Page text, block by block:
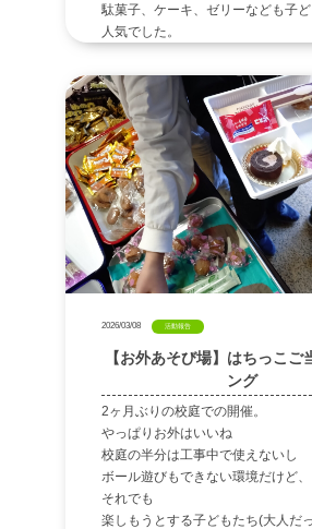
駄菓子、ケーキ、ゼリーなども子
人気でした。
2026/03/08 活動報告
【お外あそび場】はちっこご
ング
2ヶ月ぶりの校庭での開催。
やっぱりお外はいいね
校庭の半分は工事中で使えないし
ボール遊びもできない環境だけど、
それでも
楽しもうとする子どもたち(大人だ